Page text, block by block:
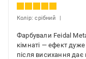
Колір: срібний
Фарбували Feidal
кімнаті — ефект
після висихання